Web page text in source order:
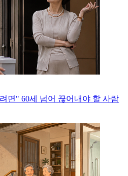
면" 60세 넘어 끊어내야 할 사람